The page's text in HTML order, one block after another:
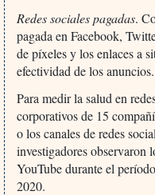
Redes sociales pagadas.
pagada en Facebook,
de píxeles y los enlaces a
efectividad de los anuncios.
Para medir la salud en
corporativos de 15
o los canales de redes
investigadores observaron
YouTube durante el
2020.